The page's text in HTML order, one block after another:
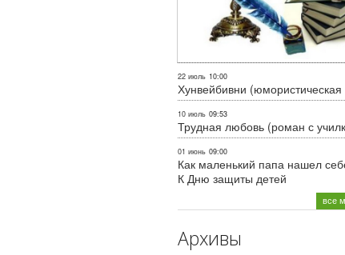
22 июль 10:00
Хунвейбивни (юмористическая
10 июль 09:53
Трудная любовь (роман с
01 июнь 09:00
Как маленький папа нашел
К Дню защиты детей
все
Архивы